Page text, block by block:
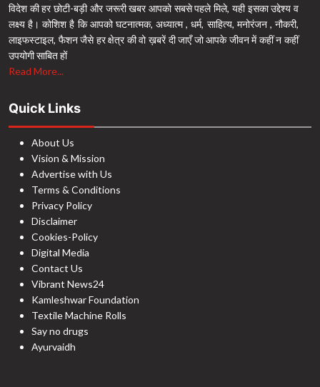
विदेश की हर छोटी-बड़ी और जरूरी खबर आपको सबसे पहले मिले, यही इसका उद्देश्य व
लक्ष्य है। कोशिश है कि आपको घटनात्मक, अध्यात्म , धर्म, साहित्य, मनोरंजन , नौकरी,
लाइफस्टाइल, फैशन जैसे हर क्षेत्र की वो ख़बरें दी जाएँ जो आपके जीवन में कहीं न कहीं
उपयोगी साबित हों
Read More...
Quick Links
About Us
Vision & Mission
Advertise with Us
Terms & Conditions
Privacy Policy
Disclaimer
Cookies-Policy
Digital Media
Contact Us
Vibrant News24
Kamleshwar Foundation
Textile Machine Rolls
Say no drugs
Ayurvaidh